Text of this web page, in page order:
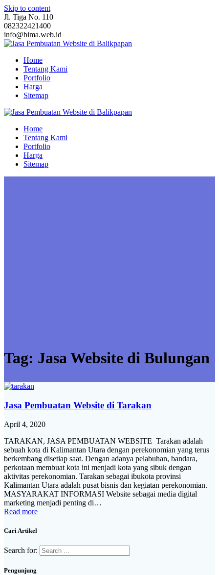
Skip to content
Jl. Tiga No. 110
082322421400
info@bima.web.id
Home
Tentang Kami
Portfolio
Harga
Sitemap
Home
Tentang Kami
Portfolio
Harga
Sitemap
Tag: Jasa Website di Bulungan
Jasa Pembuatan Website di Tarakan
April 4, 2020
TARAKAN, JASA PEMBUATAN WEBSITE Tarakan adalah
sebuah kota di Kalimantan Utara dengan perekonomian yang terus
berkembang disetiap saat. Dengan adanya pelabuhan, bandara,
perkotaan membuat kota ini menjadi kota yang sibuk dengan
aktivitas perekonomian. Tarakan sebagai ibukota provinsi
Kalimantan Utara adalah pusat bisnis dan kegiatan perekonomian.
MASYARAKAT INFORMASI Website sebagai media digital
marketing menjadi penting di…
Read more
Cari Artikel
Search for:
Pengunjung